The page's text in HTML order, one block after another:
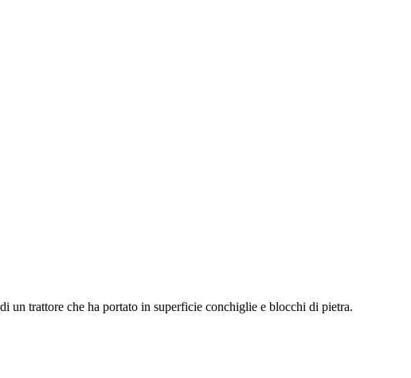
un trattore che ha portato in superficie conchiglie e blocchi di pietra.